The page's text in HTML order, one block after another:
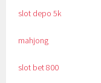
slot depo 5k
mahjong
slot bet 800